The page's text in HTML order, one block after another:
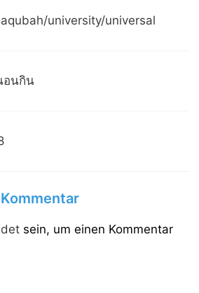
university/universal
อนกิน
sein, um einen Kommentar